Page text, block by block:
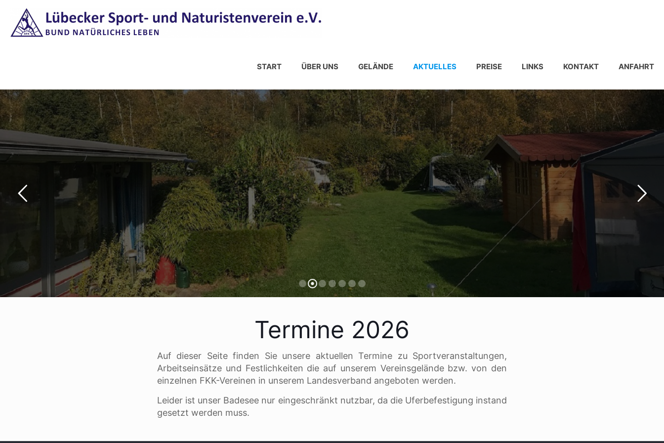
START ÜBER UNS GELÄNDE AKTUELLES PREISE LINKS KONTAKT ANFAHRT
Unsere Stellplätze
Termine 2026
Auf dieser Seite finden Sie unsere aktuellen Termine zu Sportveranstaltungen,
Arbeitseinsätze und Festlichkeiten die auf unserem Vereinsgelände bzw. von den
einzelnen FKK-Vereinen in unserem Landesverband angeboten werden.
Leider ist unser Badesee nur eingeschränkt nutzbar, da die Uferbefestigung instand
gesetzt werden muss.